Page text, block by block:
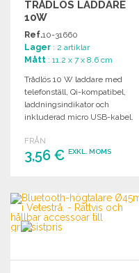
TRÅDLÖS LADDARE
10W
Ref.10-31660
Lager : 2 artiklar
Mått : 11.2 x 7 x 8.6 cm
Trådlös 10 W laddare med
telefonställ, Qi-kompatibel,
laddningsindikator och
inkluderad micro USB-kabel.
FRÅN
3,56 € EXKL. MOMS
Begär offert